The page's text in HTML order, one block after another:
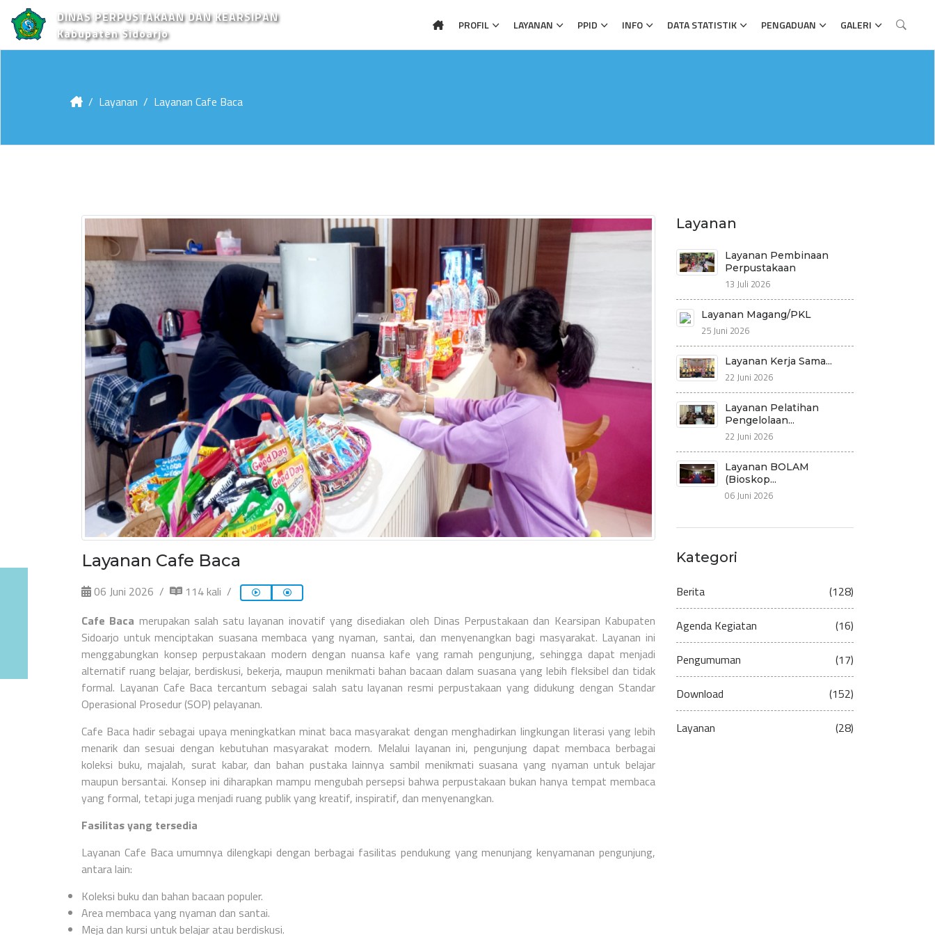
DINAS PERPUSTAKAAN DAN KEARSIPAN
Kabupaten Sidoarjo
PROFIL LAYANAN PPID INFO DATA STATISTIK PENGADUAN GALERI
Layanan Layanan Cafe Baca
Layanan Cafe Baca
06 Juni 2026
114 kali
Cafe Baca merupakan salah satu layanan inovatif yang disediakan oleh Dinas Perpustakaan dan Kearsipan Kabupaten
Sidoarjo untuk menciptakan suasana membaca yang nyaman, santai, dan menyenangkan bagi masyarakat. Layanan ini
menggabungkan konsep perpustakaan modern dengan nuansa kafe yang ramah pengunjung, sehingga dapat menjadi
alternatif ruang belajar, berdiskusi, bekerja, maupun menikmati bahan bacaan dalam suasana yang lebih fleksibel dan tidak
formal. Layanan Cafe Baca tercantum sebagai salah satu layanan resmi perpustakaan yang didukung dengan Standar
Operasional Prosedur (SOP) pelayanan.
Cafe Baca hadir sebagai upaya meningkatkan minat baca masyarakat dengan menghadirkan lingkungan literasi yang lebih
menarik dan sesuai dengan kebutuhan masyarakat modern. Melalui layanan ini, pengunjung dapat membaca berbagai
koleksi buku, majalah, surat kabar, dan bahan pustaka lainnya sambil menikmati suasana yang nyaman untuk belajar
maupun bersantai. Konsep ini diharapkan mampu mengubah persepsi bahwa perpustakaan bukan hanya tempat membaca
yang formal, tetapi juga menjadi ruang publik yang kreatif, inspiratif, dan menyenangkan.
Fasilitas yang tersedia
Layanan Cafe Baca umumnya dilengkapi dengan berbagai fasilitas pendukung yang menunjang kenyamanan pengunjung,
antara lain:
Koleksi buku dan bahan bacaan populer.
Area membaca yang nyaman dan santai.
Meja dan kursi untuk belajar atau berdiskusi.
Layanan
Layanan Pembinaan
Perpustakaan
13 Juli 2026
Layanan Magang/PKL
25 Juni 2026
Layanan Kerja Sama...
22 Juni 2026
Layanan Pelatihan
Pengelolaan...
22 Juni 2026
Layanan BOLAM
(Bioskop...
06 Juni 2026
Kategori
Berita (128)
Agenda Kegiatan (16)
Pengumuman (17)
Download (152)
Layanan (28)